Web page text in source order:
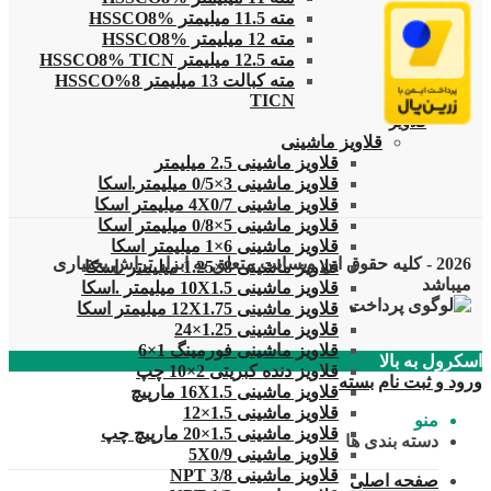
مته 11.5 میلیمتر HSSCO8%
مته 12 میلیمتر HSSCO8%
مته 12.5 میلیمتر HSSCO8% TICN
مته کبالت 13 میلیمتر 8%HSSCO
TICN
قلاویز
قلاویز ماشینی
قلاویز ماشینی 2.5 میلیمتر
قلاویز ماشینی 3×0/5 میلیمتر.اسکا
قلاویز ماشینی 4X0/7 میلیمتر اسکا
قلاویز ماشینی 5×0/8 میلیمتر اسکا
قلاویز ماشینی 6×1 میلیمتر اسکا
قلاویز ماشینی 8×1.25 میلیمتر .اسکا
قلاویز ماشینی 10X1.5 میلیمتر .اسکا
قلاویز ماشینی 12X1.75 میلیمتر اسکا
قلاویز ماشینی 1.25×24
قلاویز ماشینی فورمینگ 1×6
قلاویز دنده کبریتی 2×10 چپ
قلاویز ماشینی 16X1.5 مارپیچ
قلاویز ماشینی 1.5×12
قلاویز ماشینی 1.5×20 مارپیچ چپ
قلاویز ماشینی 5X0/9
قلاویز ماشینی 3/8 NPT
2026 - کلیه حقوق این وبسایت متعلق به ابزار تراش بختیاری
میباشد
اسکرول به بالا
ورود و ثبت نام بسته
منو
دسته بندی ها
صفحه اصلی